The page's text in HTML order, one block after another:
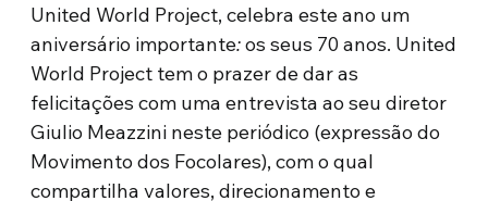
United World Project, celebra este ano um
aniversário importante:os seus 70 anos. United
World Project tem o prazer de dar as
felicitações com uma entrevista ao seu diretor
Giulio Meazzini neste periódico (expressão do
Movimento dos Focolares), com o qual
compartilha valores, direcionamento e